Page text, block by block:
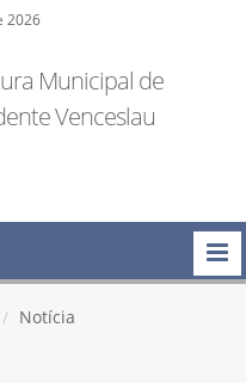
2026
Municipal de
Venceslau
Notícia